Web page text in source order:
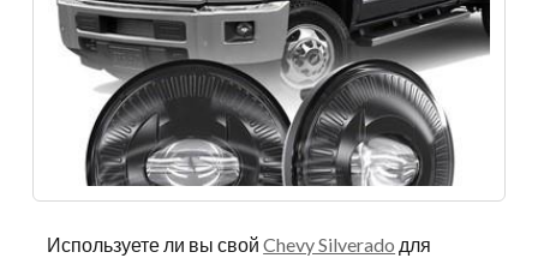
Используете ли вы свойChevy Silverado для